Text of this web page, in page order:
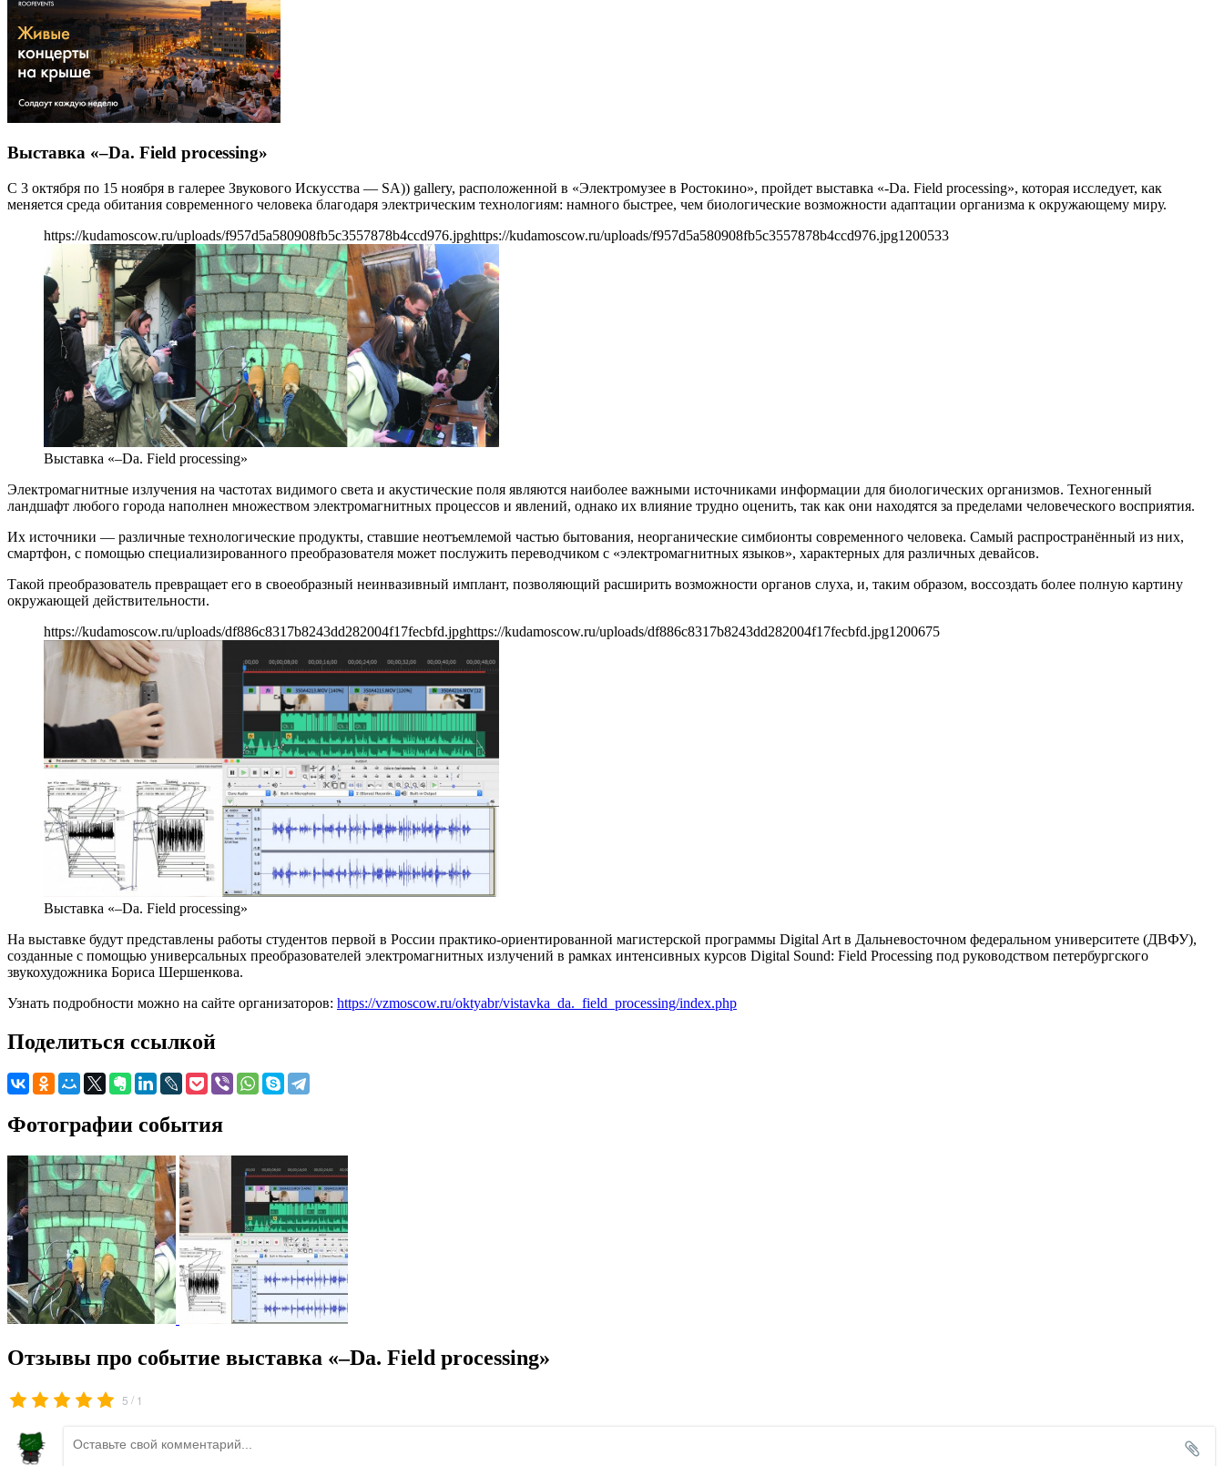
Выставка «–Da. Field processing»
С 3 октября по 15 ноября в галерее Звукового Искусства — SA)) gallery, расположенной в «Электромузее в Ростокино», пройдет выставка «-Da. Field processing», которая исследует, как
меняется среда обитания современного человека благодаря электрическим технологиям: намного быстрее, чем биологические возможности адаптации организма к окружающему миру.
https://kudamoscow.ru/uploads/f957d5a580908fb5c3557878b4ccd976.jpghttps://kudamoscow.ru/uploads/f957d5a580908fb5c3557878b4ccd976.jpg1200533
Выставка «–Da. Field processing»
Электромагнитные излучения на частотах видимого света и акустические поля являются наиболее важными источниками информации для биологических организмов. Техногенный
ландшафт любого города наполнен множеством электромагнитных процессов и явлений, однако их влияние трудно оценить, так как они находятся за пределами человеческого восприятия.
Их источники — различные технологические продукты, ставшие неотъемлемой частью бытования, неорганические симбионты современного человека. Самый распространённый из них,
смартфон, с помощью специализированного преобразователя может послужить переводчиком с «электромагнитных языков», характерных для различных девайсов.
Такой преобразователь превращает его в своеобразный неинвазивный имплант, позволяющий расширить возможности органов слуха, и, таким образом, воссоздать более полную картину
окружающей действительности.
https://kudamoscow.ru/uploads/df886c8317b8243dd282004f17fecbfd.jpghttps://kudamoscow.ru/uploads/df886c8317b8243dd282004f17fecbfd.jpg1200675
Выставка «–Da. Field processing»
На выставке будут представлены работы студентов первой в России практико-ориентированной магистерской программы Digital Art в Дальневосточном федеральном университете (ДВФУ),
созданные с помощью универсальных преобразователей электромагнитных излучений в рамках интенсивных курсов Digital Sound: Field Processing под руководством петербургского
звукохудожника Бориса Шершенкова.
Узнать подробности можно на сайте организаторов: https://vzmoscow.ru/oktyabr/vistavka_da._field_processing/index.php
Поделиться ссылкой
Фотографии события
Отзывы про событие выставка «–Da. Field processing»
5 / 1